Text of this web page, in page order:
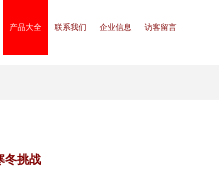
产品大全 联系我们 企业信息 访客留言
冬挑战